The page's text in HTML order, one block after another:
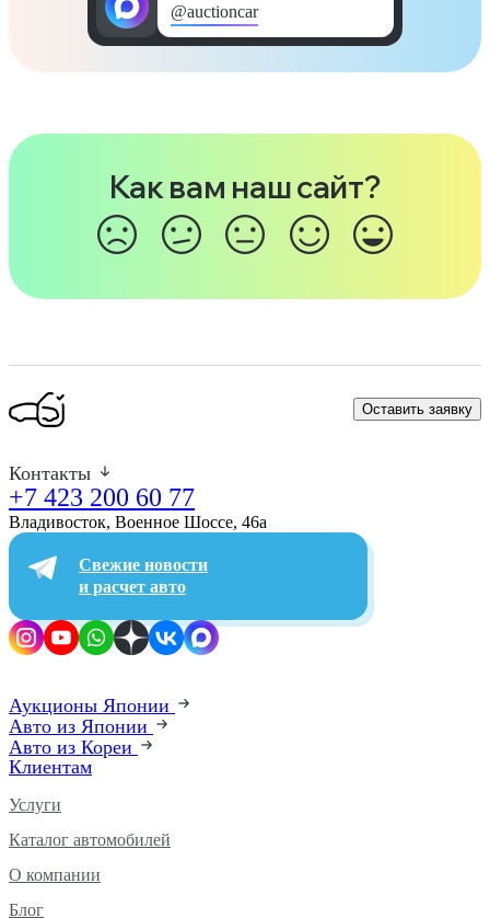
@auctioncar
Как вам наш сайт?
Оставить заявку
Контакты
+7 423 200 60 77
Владивосток, Военное Шоссе, 46а​
Свежие новости
и расчет авто
Аукционы Японии
Авто из Японии
Авто из Кореи
Клиентам
Услуги
Каталог автомобилей
О компании
Блог